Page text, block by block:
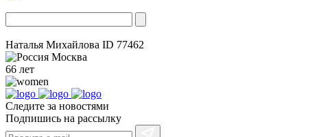
Наталья Михайлова ID 77462
Москва
66 лет
Следите за новостями
Подпишись на рассылку